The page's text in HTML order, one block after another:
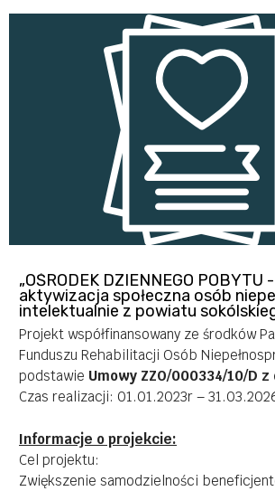
„OŚRODEK DZIENNEGO
aktywizacja społeczna osób
intelektualnie z powiatu
Projekt współfinansowany ze środków
Funduszu Rehabilitacji Osób
podstawie Umowy ZZO/000334/10/D
Czas realizacji: 01.01.2023r –
Informacje o projekcie:
Cel projektu:
Zwiększenie samodzielności